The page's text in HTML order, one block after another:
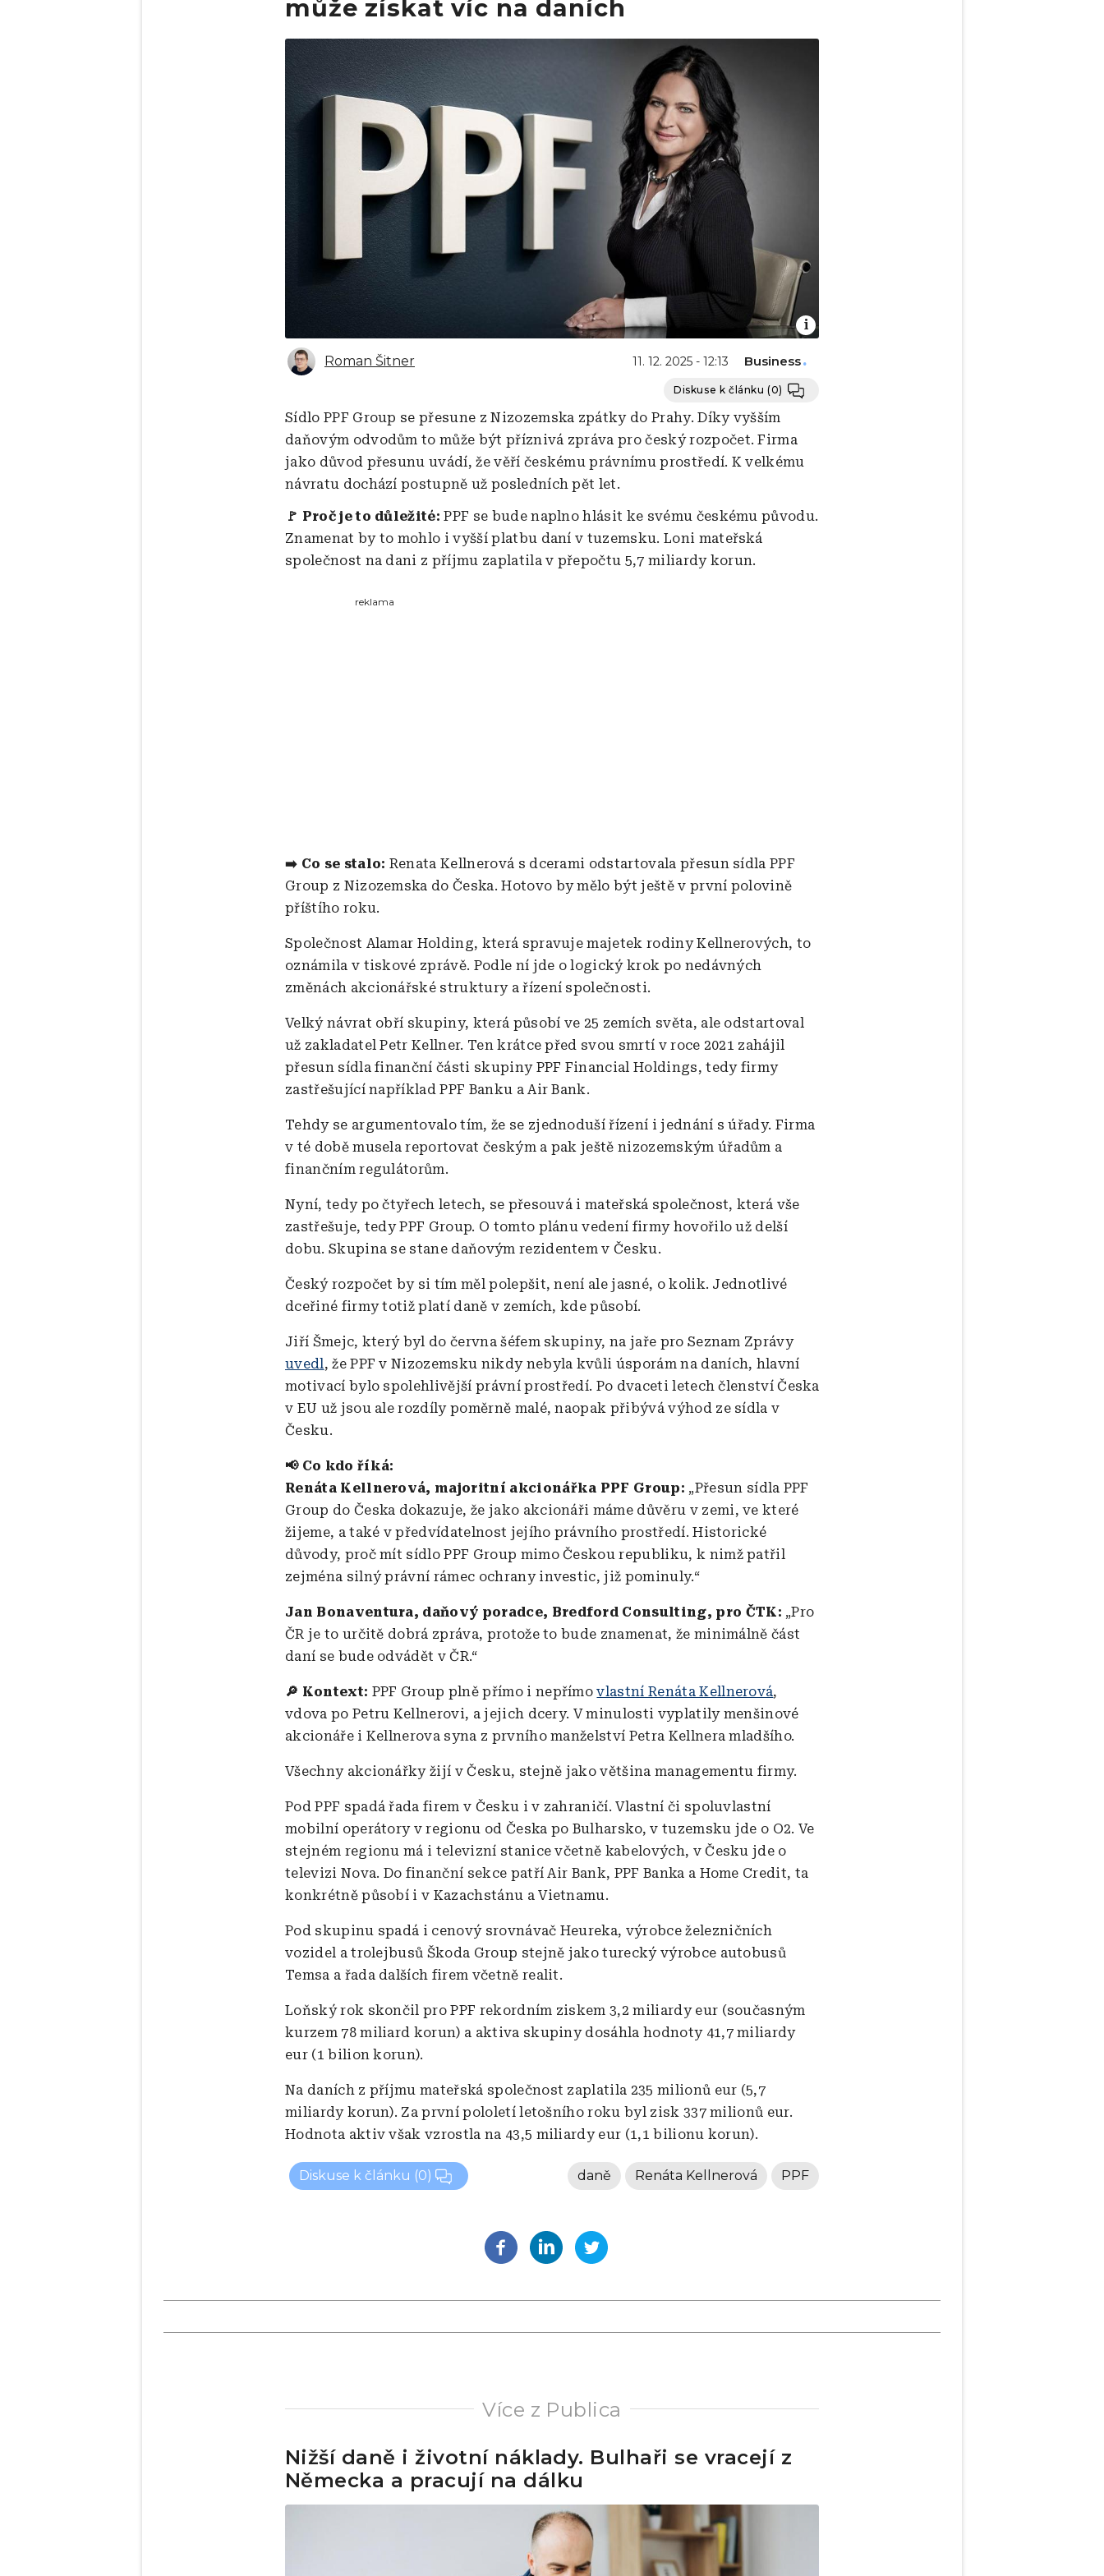
může získat víc na daních
Obrázek
Roman Šitner 11. 12. 2025 - 12:13 Business
Diskuse k článku(0)
Sídlo PPF Group se přesune z Nizozemska zpátky do Prahy. Díky vyšším
daňovým odvodům to může být příznivá zpráva pro český rozpočet. Firma
jako důvod přesunu uvádí, že věří českému právnímu prostředí. K velkému
návratu dochází postupně už posledních pět let.
🚩 Proč je to důležité: PPF se bude naplno hlásit ke svému českému původu.
Znamenat by to mohlo i vyšší platbu daní v tuzemsku. Loni mateřská
společnost na dani z příjmu zaplatila v přepočtu 5,7 miliardy korun.
reklama
➡️ Co se stalo: Renata Kellnerová s dcerami odstartovala přesun sídla PPF
Group z Nizozemska do Česka. Hotovo by mělo být ještě v první polovině
příštího roku.
Společnost Alamar Holding, která spravuje majetek rodiny Kellnerových, to
oznámila v tiskové zprávě. Podle ní jde o logický krok po nedávných
změnách akcionářské struktury a řízení společnosti.
Velký návrat obří skupiny, která působí ve 25 zemích světa, ale odstartoval
už zakladatel Petr Kellner. Ten krátce před svou smrtí v roce 2021 zahájil
přesun sídla finanční části skupiny PPF Financial Holdings, tedy firmy
zastřešující například PPF Banku a Air Bank.
Tehdy se argumentovalo tím, že se zjednoduší řízení i jednání s úřady. Firma
v té době musela reportovat českým a pak ještě nizozemským úřadům a
finančním regulátorům.
Nyní, tedy po čtyřech letech, se přesouvá i mateřská společnost, která vše
zastřešuje, tedy PPF Group. O tomto plánu vedení firmy hovořilo už delší
dobu. Skupina se stane daňovým rezidentem v Česku.
Český rozpočet by si tím měl polepšit, není ale jasné, o kolik. Jednotlivé
dceřiné firmy totiž platí daně v zemích, kde působí.
Jiří Šmejc, který byl do června šéfem skupiny, na jaře pro Seznam Zprávy
uvedl, že PPF v Nizozemsku nikdy nebyla kvůli úsporám na daních, hlavní
motivací bylo spolehlivější právní prostředí. Po dvaceti letech členství Česka
v EU už jsou ale rozdíly poměrně malé, naopak přibývá výhod ze sídla v
Česku.
📢 Co kdo říká:
Renáta Kellnerová, majoritní akcionářka PPF Group: „Přesun sídla PPF
Group do Česka dokazuje, že jako akcionáři máme důvěru v zemi, ve které
žijeme, a také v předvídatelnost jejího právního prostředí. Historické
důvody, proč mít sídlo PPF Group mimo Českou republiku, k nimž patřil
zejména silný právní rámec ochrany investic, již pominuly.“
Jan Bonaventura, daňový poradce, Bredford Consulting, pro ČTK: „Pro
ČR je to určitě dobrá zpráva, protože to bude znamenat, že minimálně část
daní se bude odvádět v ČR.“
🔎 Kontext: PPF Group plně přímo i nepřímovlastní Renáta Kellnerová,
vdova po Petru Kellnerovi, a jejich dcery. V minulosti vyplatily menšinové
akcionáře i Kellnerova syna z prvního manželství Petra Kellnera mladšího.
Všechny akcionářky žijí v Česku, stejně jako většina managementu firmy.
Pod PPF spadá řada firem v Česku i v zahraničí. Vlastní či spoluvlastní
mobilní operátory v regionu od Česka po Bulharsko, v tuzemsku jde o O2. Ve
stejném regionu má i televizní stanice včetně kabelových, v Česku jde o
televizi Nova. Do finanční sekce patří Air Bank, PPF Banka a Home Credit, ta
konkrétně působí i v Kazachstánu a Vietnamu.
Pod skupinu spadá i cenový srovnávač Heureka, výrobce železničních
vozidel a trolejbusů Škoda Group stejně jako turecký výrobce autobusů
Temsa a řada dalších firem včetně realit.
Loňský rok skončil pro PPF rekordním ziskem 3,2 miliardy eur (současným
kurzem 78 miliard korun) a aktiva skupiny dosáhla hodnoty 41,7 miliardy
eur (1 bilion korun).
Na daních z příjmu mateřská společnost zaplatila 235 milionů eur (5,7
miliardy korun). Za první pololetí letošního roku byl zisk 337 milionů eur.
Hodnota aktiv však vzrostla na 43,5 miliardy eur (1,1 bilionu korun).
Diskuse k článku (0) PPF
Renáta Kellnerová
daně
Více z Publica
Nižší daně i životní náklady. Bulhaři se vracejí z
Německa a pracují na dálku